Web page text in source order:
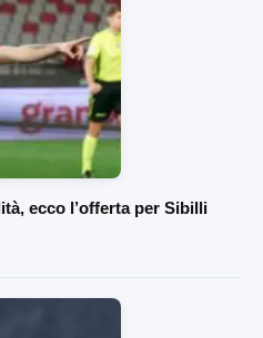
ecco l’offerta per Sibilli